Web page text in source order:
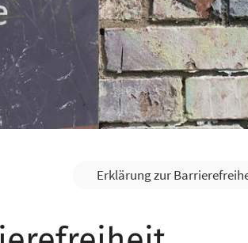
Erklärung zur